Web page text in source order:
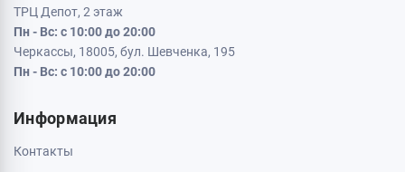
ТРЦ Депот, 2 этаж
Пн - Вс: с 10:00 до 20:00
Черкассы, 18005, бул. Шевченка, 195
Пн - Вс: с 10:00 до 20:00
Информация
Контакты